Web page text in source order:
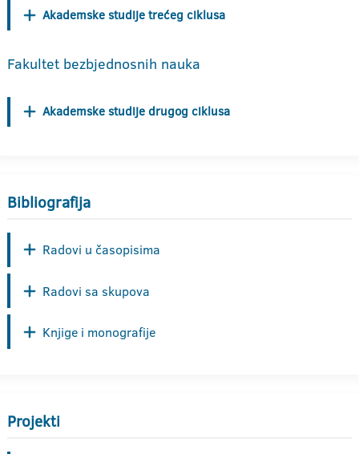
Akademske studije trećeg ciklusa
Fakultet bezbjednosnih nauka
Akademske studije drugog ciklusa
Bibliografija
Radovi u časopisima
Radovi sa skupova
Knjige i monografije
Projekti